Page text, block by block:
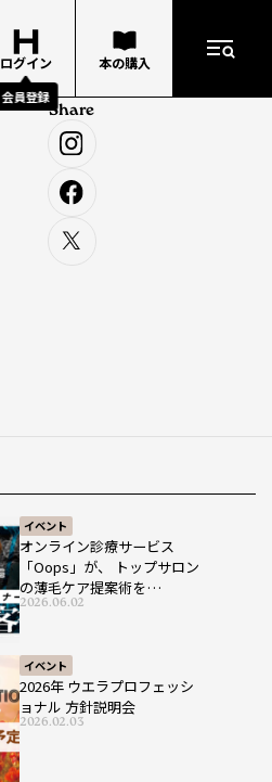
ログイン
会員登録
本の購入
Share
イベント
オンライン診療サービス
「Oops」が、 トップサロン
の薄毛ケア提案術を
HAIRCAMPで公開！
2026.06.02
イベント
2026年 ウエラプロフェッシ
ョナル 方針説明会
2026.02.03